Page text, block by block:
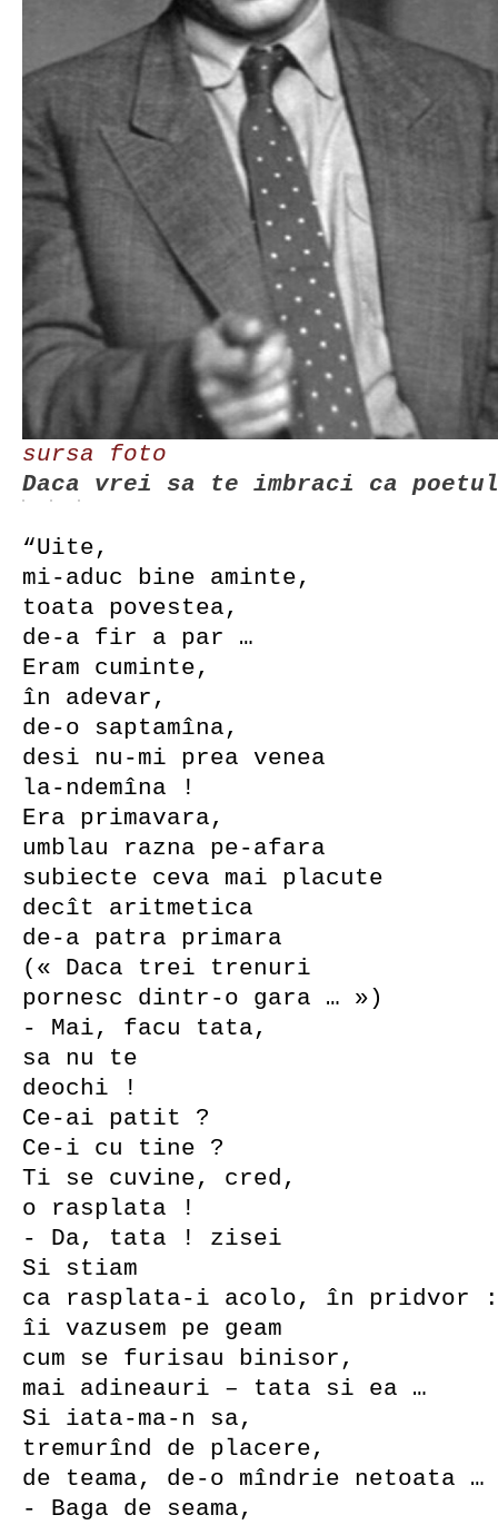
sursa foto
Daca vrei sa te imbraci ca
“Uite,
mi-aduc bine aminte,
toata povestea,
de-a fir a par …
Eram cuminte,
în adevar,
de-o saptamîna,
desi nu-mi prea venea
la-ndemîna !
Era primavara,
umblau razna pe-afara
subiecte ceva mai placute
decît aritmetica
de-a patra primara
(« Daca trei trenuri
pornesc dintr-o gara … »)
- Mai, facu tata,
sa nu te
deochi !
Ce-ai patit ?
Ce-i cu tine ?
Ti se cuvine, cred,
o rasplata !
- Da, tata ! zisei
Si stiam
ca rasplata-i acolo, în pridvor :
îi vazusem pe geam
cum se furisau binisor,
mai adineauri – tata si ea …
Si iata-ma-n sa,
tremurînd de placere,
de teama, de-o mîndrie netoata …
- Baga de seama,